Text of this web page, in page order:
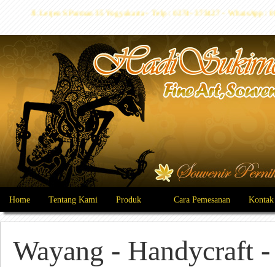
Jl. Letjen S Parman 35 Yogyakarta - Telp : 0274- 373427 - WhatsApp
Home Tentang Kami Produk Cara Pemesanan
Wayang - Handycraft